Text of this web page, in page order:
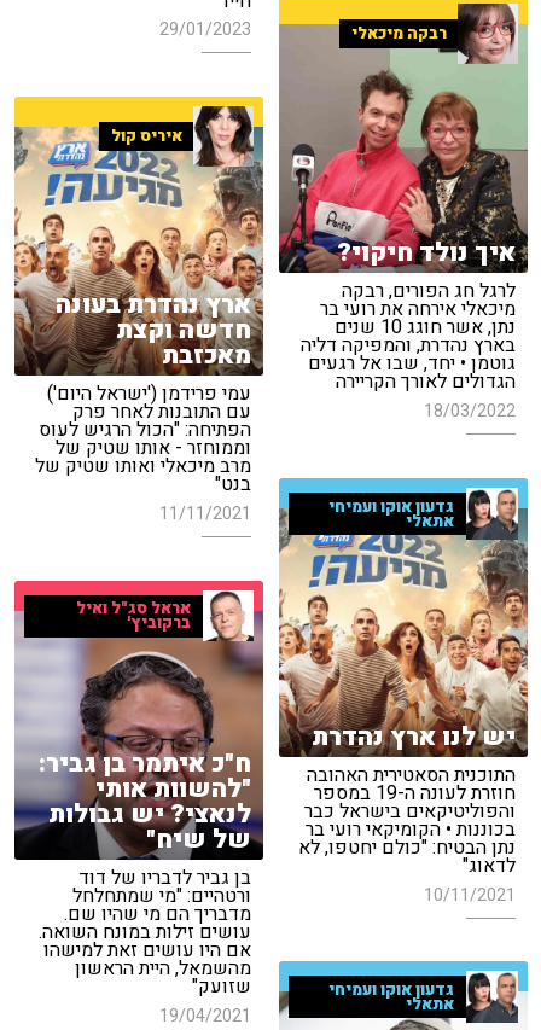
29/01/2023 רבקה מיכאלי
איך נולד חיקוי?
לרגל חג הפורים, רבקה
מיכאלי אירחה את רועי בר
נתן, אשר חוגג 10 שנים
בארץ נהדרת, והמפיקה דליה
גוטמן • יחד, שבו אל רגעים
הגדולים לאורך הקריירה
18/03/2022
איריס קול
ארץ נהדרת בעונה
חדשה וקצת
מאכזבת
עמי פרידמן ('ישראל היום')
עם התובנות לאחר פרק
הפתיחה: "הכול הרגיש לעוס
וממוחזר - אותו שטיק של
מרב מיכאלי ואותו שטיק של
בנט"
11/11/2021 גדעון אוקו ועמיחי
אתאלי
יש לנו ארץ נהדרת
התוכנית הסאטירית האהובה
חוזרת לעונה ה-19 במספר
והפוליטיקאים בישראל כבר
בכוננות • הקומיקאי רועי בר
נתן הבטיח: "כולם יחטפו, לא
לדאוג"
10/11/2021
אראל סג"ל ואיל
ברקוביץ'
ח"כ איתמר בן גביר:
"להשוות אותי
לנאצי? יש גבולות
של שיח"
בן גביר לדבריו של דוד
ורטהיים: "מי שמתחלחל
מדבריך הם מי שהיו שם.
עושים זילות במונח השואה.
אם היו עושים זאת למישהו
מהשמאל, היית הראשון
שזועק"
19/04/2021
גדעון אוקו ועמיחי
אתאלי